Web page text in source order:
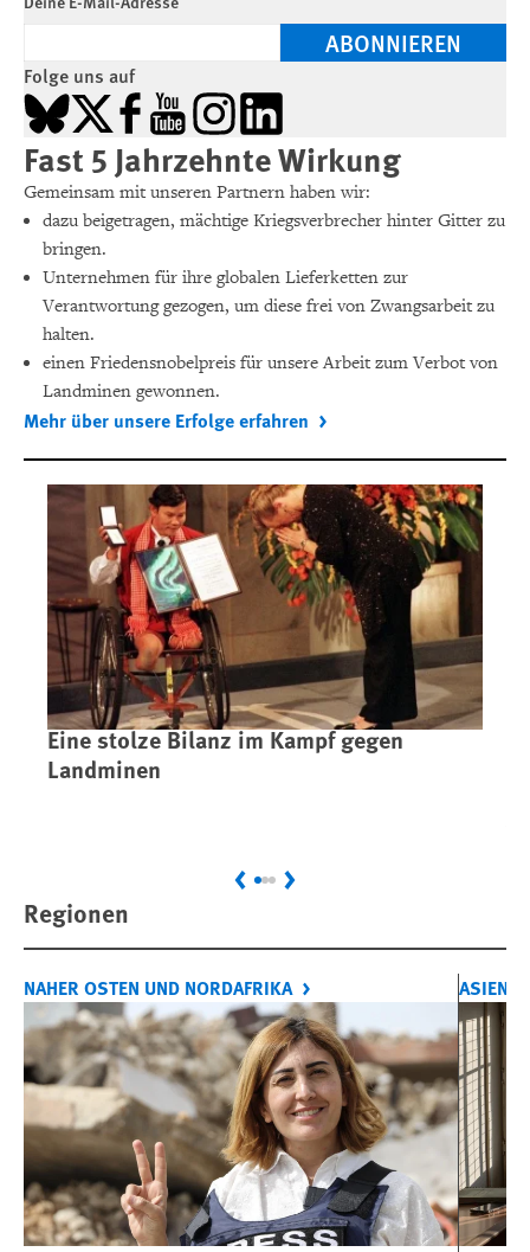
ABONNIEREN
Folge uns auf
Bluesky
X Facebook
YouTubeInstagram
LinkedIn
Fast 5 Jahrzehnte Wirkung
Gemeinsam mit unseren Partnern haben wir:
dazu beigetragen, mächtige Kriegsverbrecher hinter Gitter zu
bringen.
Unternehmen für ihre globalen Lieferketten zur
Verantwortung gezogen, um diese frei von Zwangsarbeit zu
halten.
einen Friedensnobelpreis für unsere Arbeit zum Verbot von
Landminen gewonnen.
Mehr über unsere Erfolge erfahren
Eine stolze Bilanz im Kampf gegen
Landminen
PreviousNext
Regionen
NAHER OSTEN UND NORDAFRIKA ASIEN